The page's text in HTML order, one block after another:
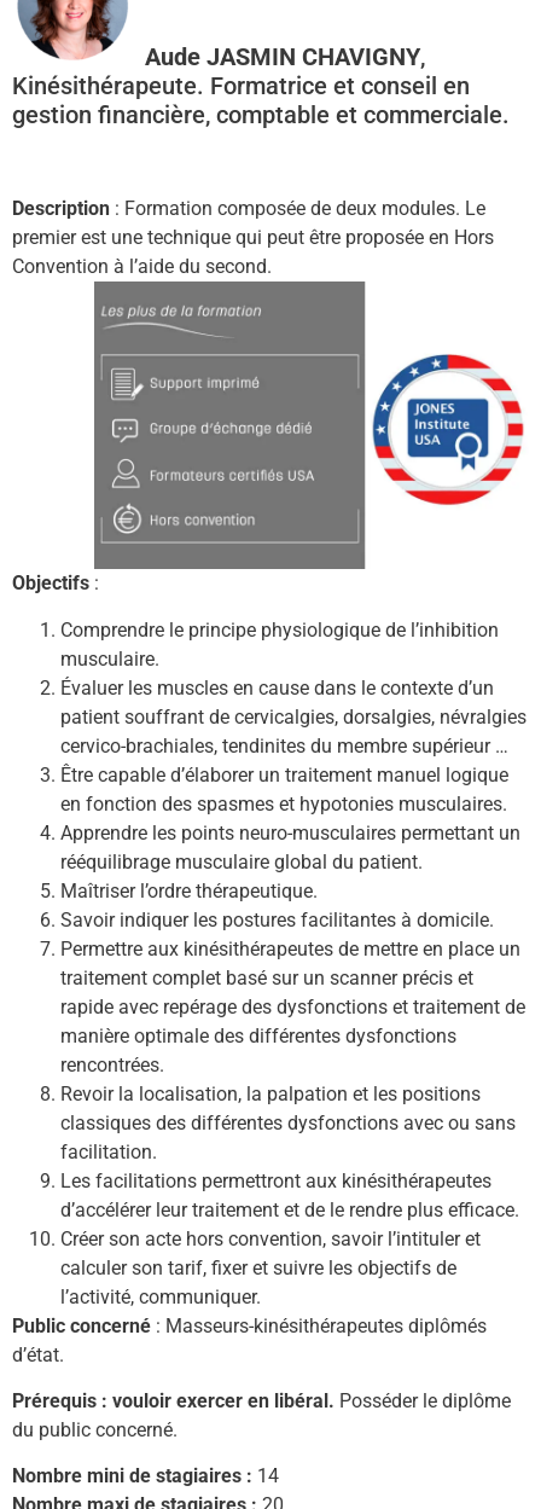
Aude JASMIN CHAVIGNY,
Kinésithérapeute. Formatrice et conseil en
gestion financière, comptable et commerciale.
Description : Formation composée de deux modules. Le
premier est une technique qui peut être proposée en Hors
Convention à l’aide du second.
Objectifs :
Comprendre le principe physiologique de l’inhibition
musculaire.
Évaluer les muscles en cause dans le contexte d’un
patient souffrant de cervicalgies, dorsalgies, névralgies
cervico-brachiales, tendinites du membre supérieur …
Être capable d’élaborer un traitement manuel logique
en fonction des spasmes et hypotonies musculaires.
Apprendre les points neuro-musculaires permettant un
rééquilibrage musculaire global du patient.
Maîtriser l’ordre thérapeutique.
Savoir indiquer les postures facilitantes à domicile.
Permettre aux kinésithérapeutes de mettre en place un
traitement complet basé sur un scanner précis et
rapide avec repérage des dysfonctions et traitement de
manière optimale des différentes dysfonctions
rencontrées.
Revoir la localisation, la palpation et les positions
classiques des différentes dysfonctions avec ou sans
facilitation.
Les facilitations permettront aux kinésithérapeutes
d’accélérer leur traitement et de le rendre plus efficace.
Créer son acte hors convention, savoir l’intituler et
calculer son tarif, fixer et suivre les objectifs de
l’activité, communiquer.
Public concerné : Masseurs-kinésithérapeutes diplômés
d’état.
Prérequis : vouloir exercer en libéral. Posséder le diplôme
du public concerné.
Nombre mini de stagiaires : 14